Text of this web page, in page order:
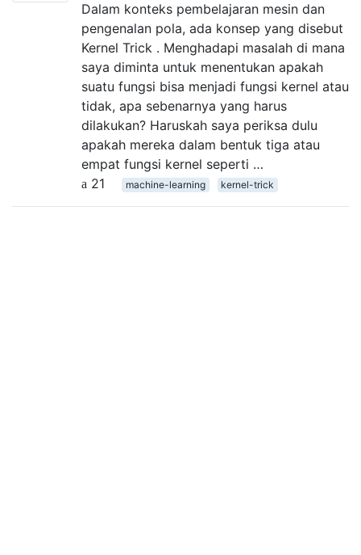
Dalam konteks pembelajaran mesin dan
pengenalan pola, ada konsep yang disebut
Kernel Trick . Menghadapi masalah di mana
saya diminta untuk menentukan apakah
suatu fungsi bisa menjadi fungsi kernel atau
tidak, apa sebenarnya yang harus
dilakukan? Haruskah saya periksa dulu
apakah mereka dalam bentuk tiga atau
empat fungsi kernel seperti …
21
machine-learning kernel-trick